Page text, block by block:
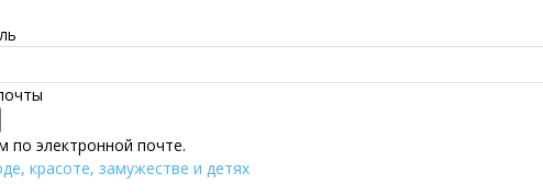
по электронной почте.
красоте, замужестве и детях